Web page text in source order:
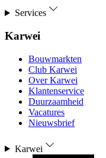
Services
Karwei
Bouwmarkten
Club Karwei
Over Karwei
Klantenservice
Duurzaamheid
Vacatures
Nieuwsbrief
Karwei